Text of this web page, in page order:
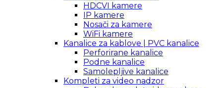
HDCVI kamere
IP kamere
Nosači za kamere
WiFi kamere
Kanalice za kablove | PVC kanalice
Perforirane kanalice
Podne kanalice
Samolepljive kanalice
Kompleti za video nadzor